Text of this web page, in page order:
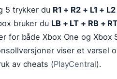
5 trykker du R1 + R2 + L1 + L2
bruker du LB + LT + RB +
for både Xbox One og Xbox
viser et varsel
av cheats (PlayCentral).